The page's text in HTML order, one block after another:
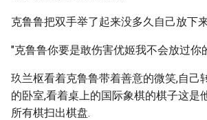
克鲁鲁把双手举了起来没多久自己放下
"克鲁鲁你要是敢伤害优姬我不会放过你
玖兰枢看着克鲁鲁带着善意的微笑,自己
的卧室,看着桌上的国际象棋的棋子这是
所有棋扫出棋盘.